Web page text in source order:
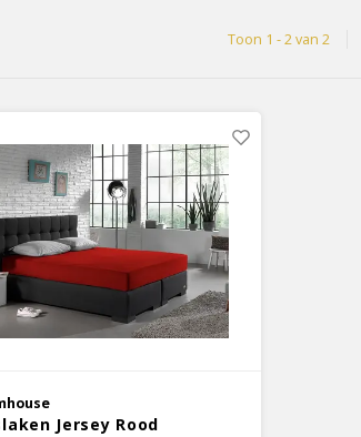
Toon 1 - 2 van 2
Jersey Rood